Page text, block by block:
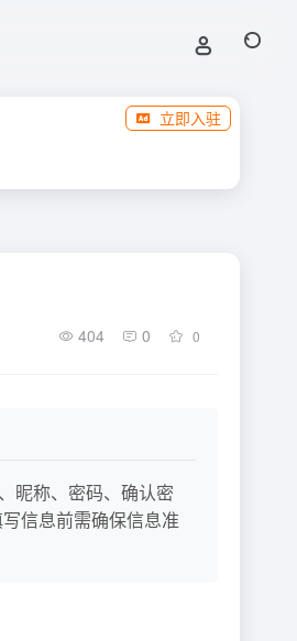
立即入驻
404 0 0
昵称、密码、确认密
写信息前需确保信息准